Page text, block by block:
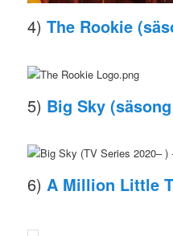
4)The Rookie
5) Big Sky
6)A Million Little